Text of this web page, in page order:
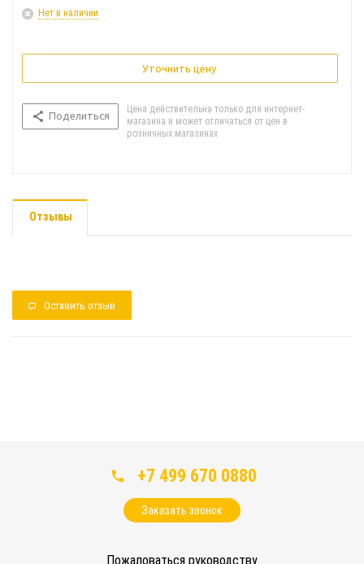
Нет в наличии
Уточнить цену
Поделиться
Цена действительна только для интернет-
магазина и может отличаться от цен в
розничных магазинах
Отзывы
Оставить отзыв
+7 499 670 0880
Заказать звонок
Пожаловаться руководству